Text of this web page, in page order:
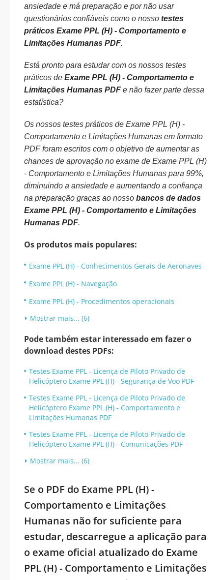
ansiedade e má preparação e por não usar
questionários confiáveis como o nosso testes
práticos Exame PPL (H) - Comportamento e
Limitações Humanas PDF.
Está pronto para estudar com os nossos testes
práticos de Exame PPL (H) - Comportamento e
Limitações Humanas PDF e não fazer parte dessa
estatística?
Os nossos testes práticos de Exame PPL (H) -
Comportamento e Limitações Humanas em formato
PDF foram escritos com o objetivo de aumentar as
chances de aprovação no exame de Exame PPL (H)
- Comportamento e Limitações Humanas para 99%,
diminuindo a ansiedade e aumentando a confiança
na preparação graças ao nosso bancos de dados
Exame PPL (H) - Comportamento e Limitações
Humanas PDF.
Os produtos mais populares:
Exame PPL (H) - Conhecimentos Gerais de Aeronaves
Exame PPL (H) - Navegação
Exame PPL (H) - Procedimentos operacionais
Mostrar mais... (6)
Pode também estar interessado em fazer o
download destes PDFs:
Testes Exame PPL - Licença de Piloto Privado de
Helicóptero Exame PPL (H) - Segurança de Voo PDF
Testes Exame PPL - Licença de Piloto Privado de
Helicóptero Exame PPL (H) - Comportamento e
Limitações Humanas PDF
Testes Exame PPL - Licença de Piloto Privado de
Helicóptero Exame PPL (H) - Comunicações PDF
Mostrar mais... (6)
Se o PDF do Exame PPL (H) -
Comportamento e Limitações
Humanas não for suficiente para
estudar, descarregue a aplicação para
o exame oficial atualizado do Exame
PPL (H) - Comportamento e Limitações